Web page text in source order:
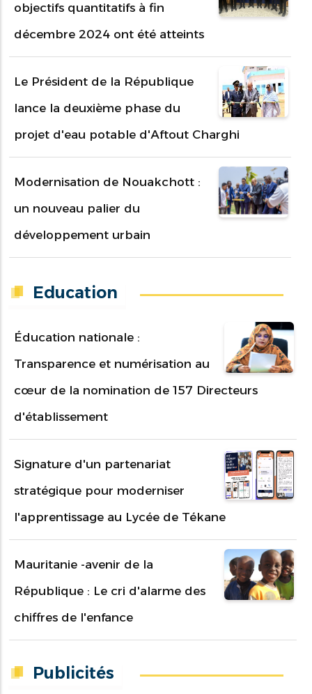
objectifs quantitatifs à fin
décembre 2024 ont été atteints
Le Président de la République
lance la deuxième phase du
projet d'eau potable d'Aftout Charghi
Modernisation de Nouakchott :
un nouveau palier du
développement urbain
Education
Éducation nationale :
Transparence et numérisation au
cœur de la nomination de 157 Directeurs
d'établissement
Signature d'un partenariat
stratégique pour moderniser
l'apprentissage au Lycée de Tékane
Mauritanie -avenir de la
République : Le cri d'alarme des
chiffres de l'enfance
Publicités